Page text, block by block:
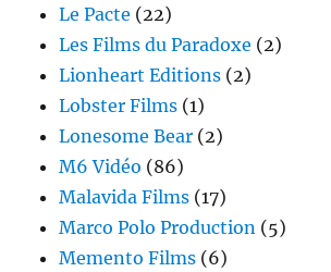
Le Pacte (22)
Les Films du Paradoxe (2)
Lionheart Editions (2)
Lobster Films (1)
Lonesome Bear (2)
M6 Vidéo (86)
Malavida Films (17)
Marco Polo Production (5)
Memento Films (6)